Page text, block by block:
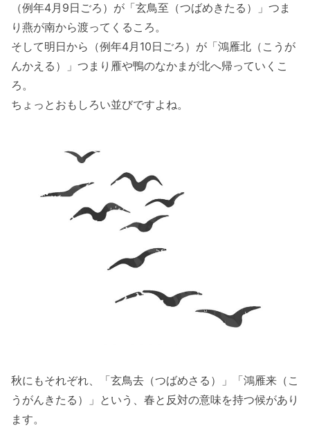
（例年4月9日ごろ）が「玄鳥至（つばめきたる）」つま
り燕が南から渡ってくるころ。
そして明日から（例年4月10日ごろ）が「鴻雁北（こうが
んかえる）」つまり雁や鴨のなかまが北へ帰っていくこ
ろ。
ちょっとおもしろい並びですよね。
秋にもそれぞれ、「玄鳥去（つばめさる）」「鴻雁来（こ
うがんきたる）」という、春と反対の意味を持つ候があり
ます。